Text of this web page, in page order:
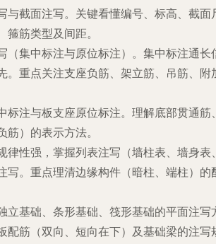
与截面注写。关键看懂编号、标高、截面
箍筋类型及间距。
（集中标注与原位标注）。集中标注通长
。重点关注支座负筋、架立筋、吊筋、附
标注与板支座原位标注。理解底部贯通筋
筋）的表示方法。
律性强，掌握列表注写（墙柱表、墙身表
写。重点理清边缘构件（暗柱、端柱）的
立基础、条形基础、筏形基础的平面注写
配筋（双向、短向在下）及基础梁的注写